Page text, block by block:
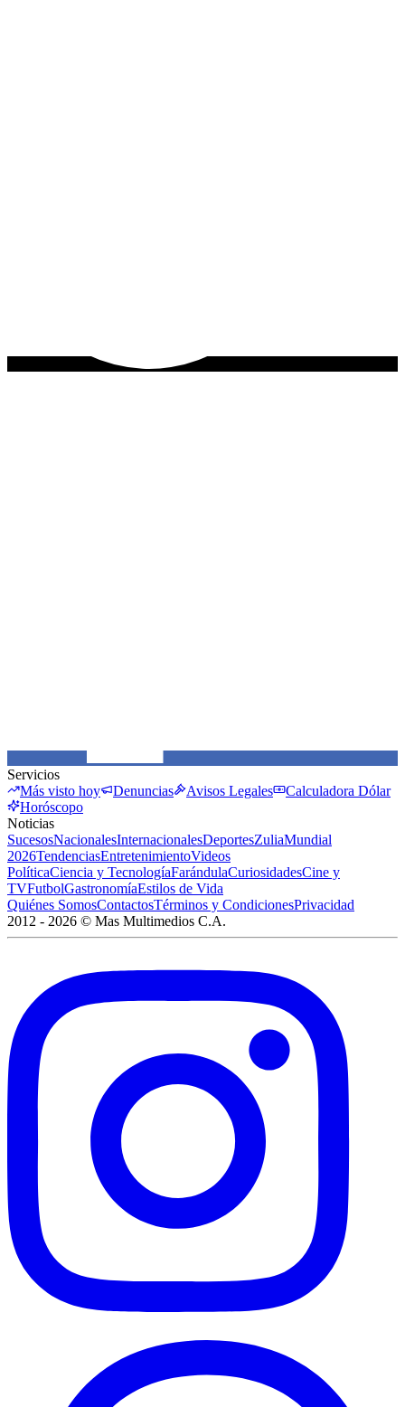
Servicios
Más visto hoy
Denuncias Avisos Legales
Calculadora Dólar
Horóscopo
Noticias
SucesosNacionalesInternacionalesDeportesZuliaMundial
2026TendenciasEntretenimientoVideos
PolíticaCiencia y TecnologíaFarándulaCuriosidadesCine y
TVFutbolGastronomíaEstilos de Vida
Quiénes SomosContactosTérminos y CondicionesPrivacidad
2012 - 2026 © Mas Multimedios C.A.